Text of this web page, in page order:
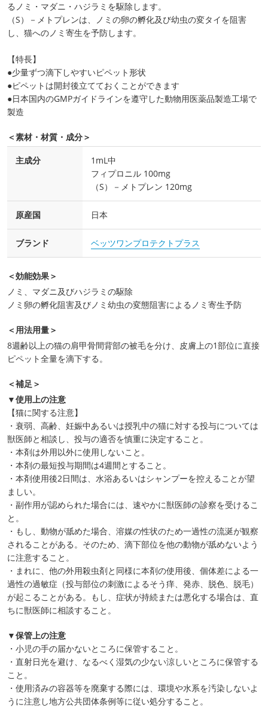
るノミ・マダニ・ハジラミを駆除します。
（S）－メトプレンは、ノミの卵の孵化及び幼虫の変タイを阻害
し、猫へのノミ寄生を予防します。
【特長】
●少量ずつ滴下しやすいピペット形状
●ピペットは開封後立てておくことができます
●日本国内のGMPガイドラインを遵守した動物用医薬品製造工場で
製造
＜素材・材質・成分＞
主成分
1mL中
フィプロニル 100mg
（S）－メトプレン 120mg
原産国 日本
ブランド ベッツワンプロテクトプラス
＜効能効果＞
ノミ、マダニ及びハジラミの駆除
ノミ卵の孵化阻害及びノミ幼虫の変態阻害によるノミ寄生予防
＜用法用量＞
8週齢以上の猫の肩甲骨間背部の被毛を分け、皮膚上の1部位に直接
ピペット全量を滴下する。
＜補足＞
▼使用上の注意
【猫に関する注意】
・衰弱、高齢、妊娠中あるいは授乳中の猫に対する投与については
獣医師と相談し、投与の適否を慎重に決定すること。
・本剤は外用以外に使用しないこと。
・本剤の最短投与期間は4週間とすること。
・本剤使用後2日間は、水浴あるいはシャンプーを控えることが望
ましい。
・副作用が認められた場合には、速やかに獣医師の診察を受けるこ
と。
・もし、動物が舐めた場合、溶媒の性状のため一過性の流涎が観察
されることがある。そのため、滴下部位を他の動物が舐めないよう
に注意すること。
・まれに、他の外用殺虫剤と同様に本剤の使用後、個体差による一
過性の過敏症（投与部位の刺激によるそう痒、発赤、脱色、脱毛）
が起こることがある。もし、症状が持続または悪化する場合は、直
ちに獣医師に相談すること。
▼保管上の注意
・小児の手の届かないところに保管すること。
・直射日光を避け、なるべく湿気の少ない涼しいところに保管する
こと。
・使用済みの容器等を廃棄する際には、環境や水系を汚染しないよ
うに注意し地方公共団体条例等に従い処分すること。